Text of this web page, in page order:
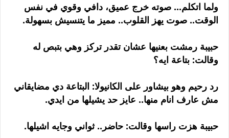
ولما اتكلم... صوته خرج عميق، دافي وقوي في نفس
الوقت.. صوت يهز القلوب.. مميز ما يتنسيش بسهولة.
حبيبة رمشت بعنيها عشان تقدر تركز وهي بتبص له
وقالت: بتاعة ايه؟
رد رحيم وهو بيشاور على الكانيولا: البتاعة دي مضايقاني
مش عارف انام منها.. عايز حد يشيلها من ايدي.
حبيبة هزت راسها وقالت: حاضر.. ثواني وجايه اشيلها.